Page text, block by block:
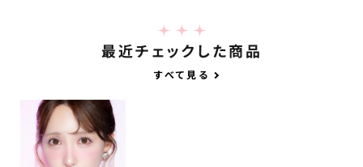
最近チェックした商品
すべて見る